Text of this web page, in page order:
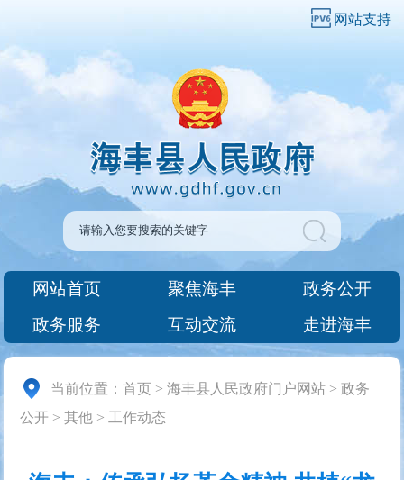
网站支持
网站首页 聚焦海丰
政务公开
政务服务
互动交流 走进海丰
当前位置：首页 >海丰县人民政府门户网站 >政务
公开 >其他 > 工作动态